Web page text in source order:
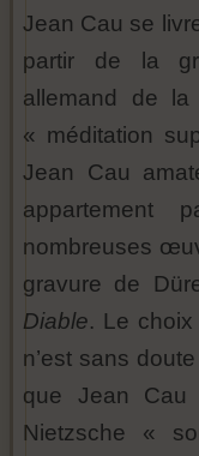
Jean Cau se
partir de la
allemand de la
« méditation
Jean Cau
appartement
nombreuses
gravure de
Diable. Le
n’est sans
que Jean Cau
Nietzsche «